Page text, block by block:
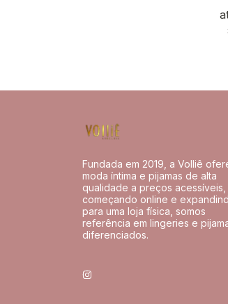
Fundada em 2019, a Volliê
moda íntima e pijamas de alta
qualidade a preços acessíveis,
começando online e
para uma loja física, somos
referência em lingeries e
diferenciados.